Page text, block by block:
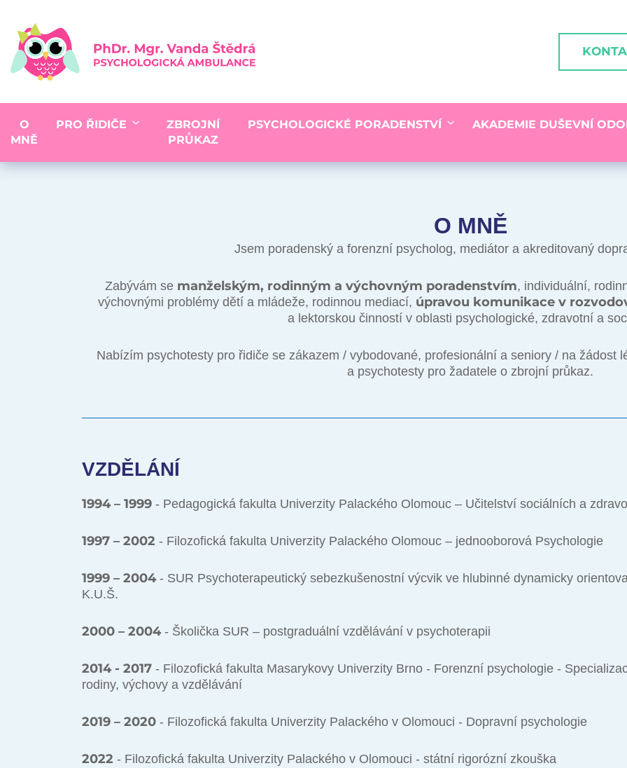
O
MNĚ
PRO ŘIDIČE
ZBROJNÍ
PRŮKAZ
PSYCHOLOGICKÉ PORADENSTVÍ AKADEMIE DUŠEVNÍ
O MNĚ
Jsem poradenský a forenzní psycholog, mediátor a akreditovaný
Zabývám se manželským, rodinným a výchovným poradenstvím, individuální,
výchovnými problémy dětí a mládeže, rodinnou mediací, úpravou komunikace v
a lektorskou činností v oblasti psychologické, zdravotní a
Nabízím psychotesty pro řidiče se zákazem / vybodované, profesionální a seniory / na žádost
a psychotesty pro žadatele o zbrojní průkaz.
VZDĚLÁNÍ
1994 – 1999 - Pedagogická fakulta Univerzity Palackého Olomouc – Učitelství sociálních a
1997 – 2002 - Filozofická fakulta Univerzity Palackého Olomouc – jednooborová Psychologie
1999 – 2004- SUR Psychoterapeutický sebezkušenostní výcvik ve hlubinné dynamicky
K.U.Š.
2000 – 2004- Školička SUR – postgraduální vzdělávání v psychoterapii
2014 - 2017 - Filozofická fakulta Masarykovy Univerzity Brno - Forenzní psychologie -
rodiny, výchovy a vzdělávání
2019 – 2020 - Filozofická fakulta Univerzity Palackého v Olomouci - Dopravní psychologie
2022 - Filozofická fakulta Univerzity Palackého v Olomouci - státní rigorózní zkouška